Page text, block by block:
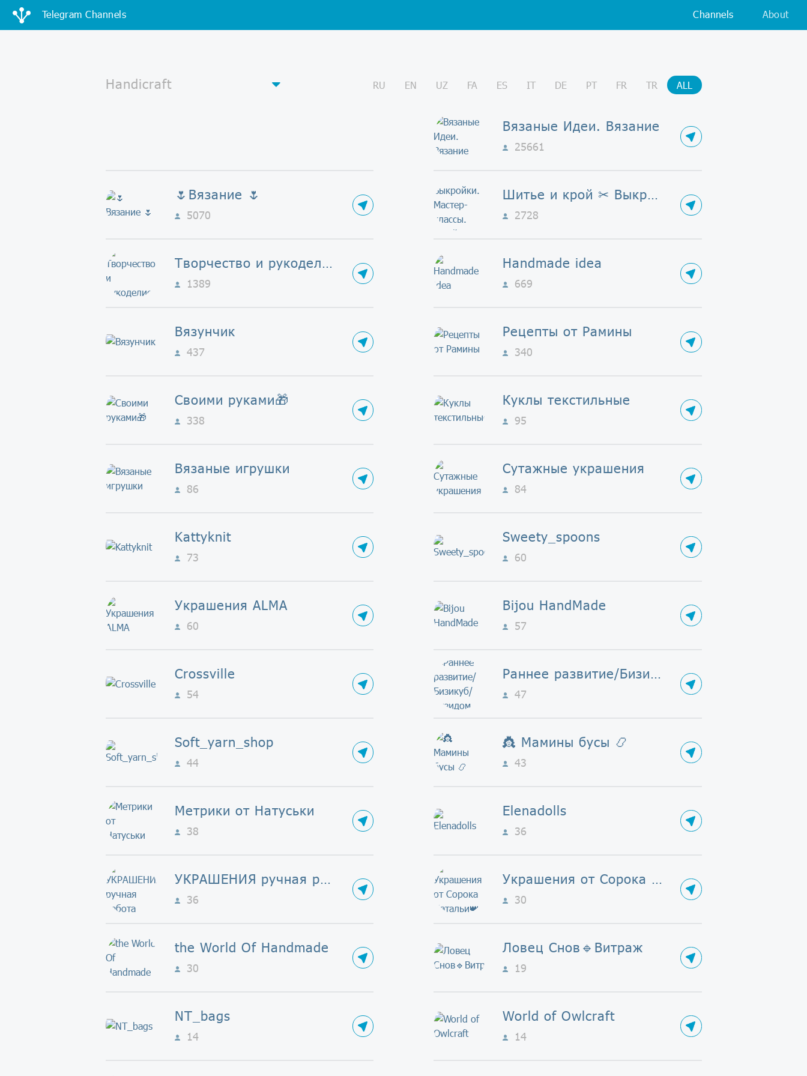
Telegram Channels Channels About
RU EN UZ FA ES IT DE PT FR TR ALL
Вязаные Идеи. Вязание
25661
🌷Вязание 🌷
5070
Шитье и крой ✂ Выкройки. Мастер-классы. Швейные секреты.
2728
Творчество и рукоделие
1389
Handmade idea
669
Вязунчик
437
Рецепты от Рамины
340
Своими руками🎁
338
Куклы текстильные
95
Вязаные игрушки
86
Сутажные украшения
84
Kattyknit
73
Sweety_spoons
60
Украшения ALMA
60
Bijou HandMade
57
Crossville
54
Раннее развитие/Бизикуб/Бизидом
47
Soft_yarn_shop
44
👸 Мамины бусы 📿
43
Метрики от Натуськи
38
Elenadolls
36
УКРАШЕНИЯ ручная работа
36
Украшения от Сорока Натальи👑
30
the World Of Handmade
30
Ловец Снов🔹Витраж
19
NT_bags
14
World of Owlcraft
14